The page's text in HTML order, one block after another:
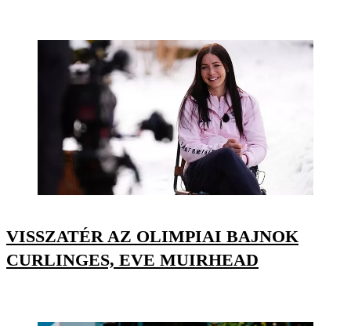
VISSZATÉR AZ OLIMPIAI BAJNOK
CURLINGES, EVE MUIRHEAD